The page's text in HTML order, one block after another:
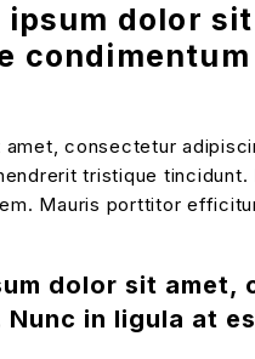
dolor
consectetur
tristique
Mauris porttitor
dolor sit amet,
in ligula at